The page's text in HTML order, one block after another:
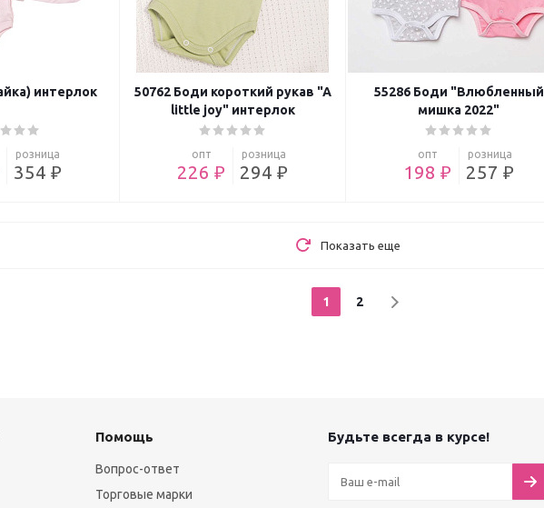
интерлок
розница
354 ₽
50762 Боди короткий рукав "A
little joy" интерлок
опт
226 ₽
розница
294 ₽
55286 Боди "Влюбленный
мишка 2022"
опт
198 ₽
розница
257 ₽
Показать еще
1 2
Помощь
Вопрос-ответ
Торговые марки
Будьте всегда в курсе!